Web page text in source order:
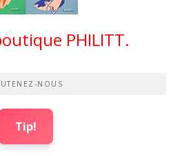
PHILITT.
NOUS
Tip!